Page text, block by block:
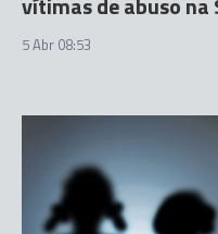
5 Abr 08:53